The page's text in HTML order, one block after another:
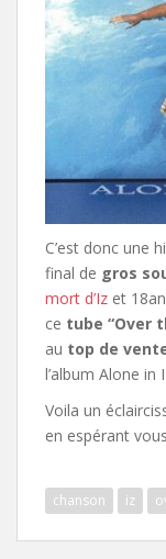
C’est donc une
final de gros
mort d’Iz et
ce tube “Over
au top de
l’album Alone in
Voila un
en espérant
chanson iz